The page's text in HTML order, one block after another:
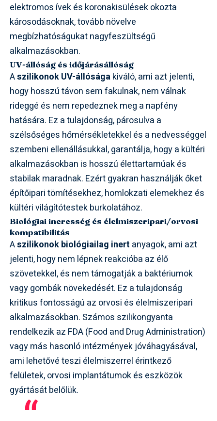
elektromos ívek és koronakisülések okozta
károsodásoknak, tovább növelve
megbízhatóságukat nagyfeszültségű
alkalmazásokban.
UV-állóság és időjárásállóság
Aszilikonok UV-állóságakiváló, ami azt jelenti,
hogy hosszú távon sem fakulnak, nem válnak
rideggé és nem repedeznek meg a napfény
hatására. Ez a tulajdonság, párosulva a
szélsőséges hőmérsékletekkel és a nedvességgel
szembeni ellenállásukkal, garantálja, hogy a kültéri
alkalmazásokban is hosszú élettartamúak és
stabilak maradnak. Ezért gyakran használják őket
építőipari tömítésekhez, homlokzati elemekhez és
kültéri világítótestek burkolatához.
Biológiai ineresség és élelmiszeripari/orvosi
kompatibilitás
Aszilikonok biológiailag inert anyagok, ami azt
jelenti, hogy nem lépnek reakcióba az élő
szövetekkel, és nem támogatják a baktériumok
vagy gombák növekedését. Ez a tulajdonság
kritikus fontosságú az orvosi és élelmiszeripari
alkalmazásokban. Számos szilikongyanta
rendelkezik az FDA (Food and Drug Administration)
vagy más hasonló intézmények jóváhagyásával,
ami lehetővé teszi élelmiszerrel érintkező
felületek, orvosi implantátumok és eszközök
gyártását belőlük.